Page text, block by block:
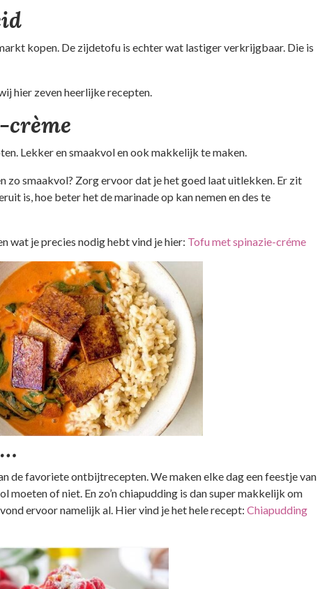
kopen. De zijdetofu is echter wat lastiger verkrijgbaar. Die is
hier zeven heerlijke recepten.
crème
Lekker en smaakvol en ook makkelijk te maken.
zo smaakvol? Zorg ervoor dat je het goed laat uitlekken. Er zit
is, hoe beter het de marinade op kan nemen en des te
wat je precies nodig hebt vind je hier: Tofu met spinazie-créme
de favoriete ontbijtrecepten. We maken elke dag een feestje van
moeten of niet. En zo’n chiapudding is dan super makkelijk om
ervoor namelijk al. Hier vind je het hele recept: Chiapudding